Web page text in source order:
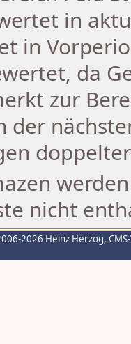
in
in
da
zur
der
nicht
2026 Heinz Herzog,